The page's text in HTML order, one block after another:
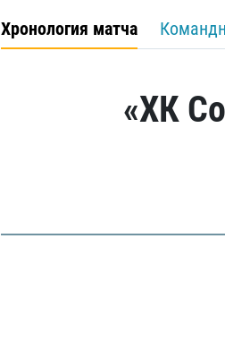
Хронология матча
«ХК